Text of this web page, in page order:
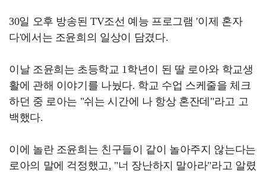
30일 오후 방송된 TV조선 예능 프로그램 '이제 혼자
다'에서는 조윤희의 일상이 담겼다.
이날 조윤희는 초등학교 1학년이 된 딸 로아와 학교생
활에 관해 이야기를 나눴다. 학교 수업 스케줄을 체크
하던 중 로아는 "쉬는 시간에 나 항상 혼잔데"라고 고
백했다.
이에 놀란 조윤희는 친구들이 같이 놀아주지 않는다는
로아의 말에 걱정했고, "너 장난하지 말아라"라고 알렸